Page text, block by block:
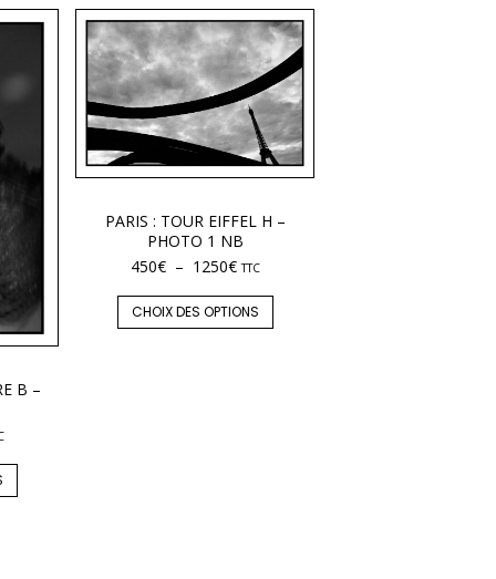
B –
PARIS : TOUR EIFFEL H –
PHOTO 1 NB
450€ – 1250€ TTC
CHOIX DES OPTIONS